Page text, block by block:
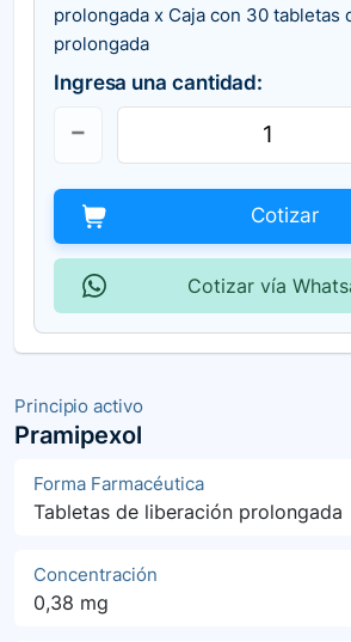
Principio activo
Pramipexol
Forma Farmacéutica
Tabletas de liberación prolongada
Concentración
0,38 mg
prolongada x Caja con 30 tabletas
prolongada
Ingresa una cantidad:
Cotizar
Cotizar vía